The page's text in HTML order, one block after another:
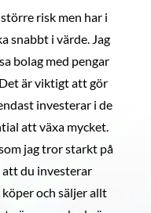
risk men har i
snabbt i värde. Jag
bolag med pengar
är viktigt att gör
investerar i de
att växa mycket.
jag tror starkt på
att du investerar
och säljer allt